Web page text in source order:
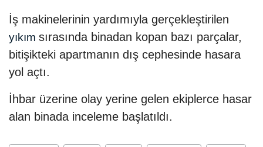
İş makinelerinin yardımıyla gerçekleştirilen
yıkım sırasında binadan kopan bazı parçalar,
bitişikteki apartmanın dış cephesinde hasara
yol açtı.
İhbar üzerine olay yerine gelen ekiplerce hasar
alan binada inceleme başlatıldı.